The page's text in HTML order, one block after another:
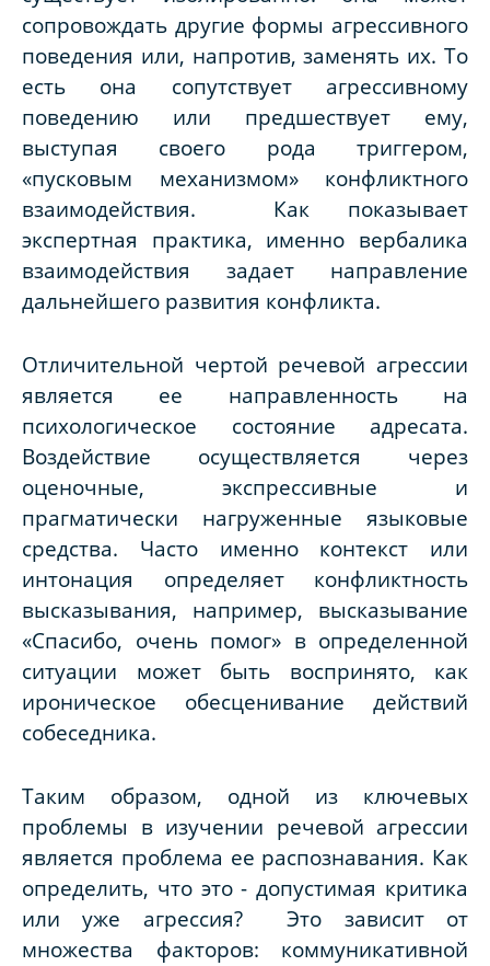
сопровождать другие формы агрессивного
поведения или, напротив, заменять их. То
есть она сопутствует агрессивному
поведению или предшествует ему,
выступая своего рода триггером,
«пусковым механизмом» конфликтного
взаимодействия. Как показывает
экспертная практика, именно вербалика
взаимодействия задает направление
дальнейшего развития конфликта.
Отличительной чертой речевой агрессии
является ее направленность на
психологическое состояние адресата.
Воздействие осуществляется через
оценочные, экспрессивные и
прагматически нагруженные языковые
средства. Часто именно контекст или
интонация определяет конфликтность
высказывания, например, высказывание
«Спасибо, очень помог» в определенной
ситуации может быть воспринято, как
ироническое обесценивание действий
собеседника.
Таким образом, одной из ключевых
проблемы в изучении речевой агрессии
является проблема ее распознавания. Как
определить, что это - допустимая критика
или уже агрессия? Это зависит от
множества факторов: коммуникативной